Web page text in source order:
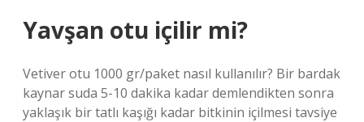
Yavşan otu içilir mi?
Vetiver otu 1000 gr/paket nasıl kullanılır? Bir bardak
kaynar suda 5-10 dakika kadar demlendikten sonra
yaklaşık bir tatlı kaşığı kadar bitkinin içilmesi tavsiye